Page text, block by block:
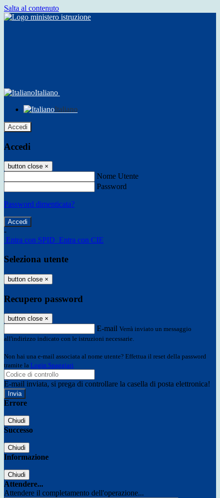
Salta al contenuto
Italiano
Italiano
Accedi
Accedi
button close ×
Nome Utente
Password
Password dimenticata?
-
Entra con SPID Entra con CIE
Seleziona utente
button close ×
Recupero password
button close ×
E-mail Verrà inviato un messaggio
all'indirizzo indicato con le istruzioni necessarie.
Non hai una e-mail associata al nome utente? Effettua il reset della password
tramite la Login Spaggiari
E-mail inviata, si prega di controllare la casella di posta elettronica!
Errore
Chiudi
Successo
Chiudi
Informazione
Chiudi
Attendere...
Attendere il completamento dell'operazione...